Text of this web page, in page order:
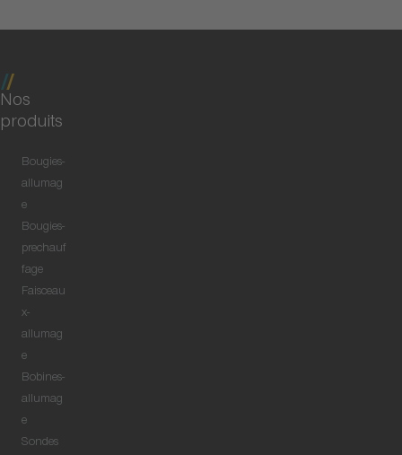
Nos
produits
Bougies-
allumag
e
Bougies-
prechauf
fage
Faisceau
x-
allumag
e
Bobines-
allumag
e
Sondes